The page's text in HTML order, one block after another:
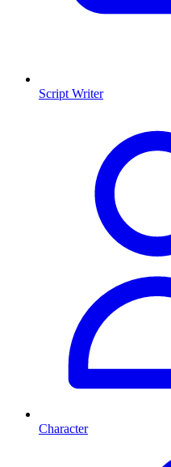
Script Writer
Character